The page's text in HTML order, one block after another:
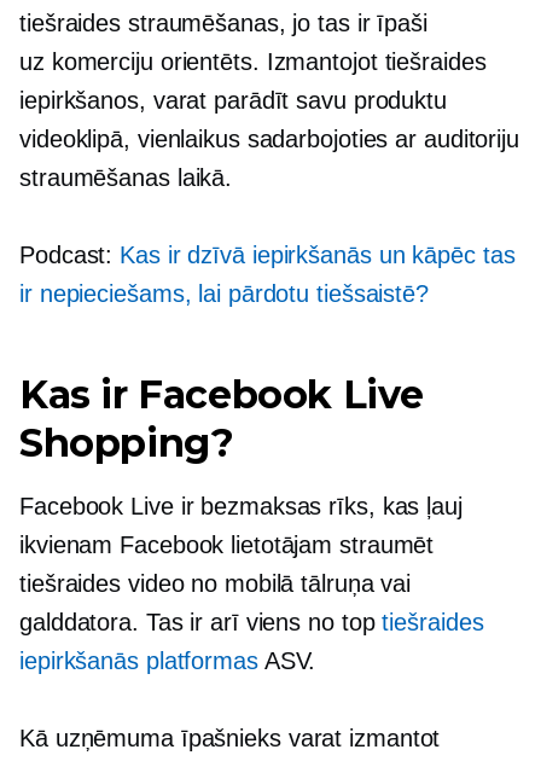
tiešraides straumēšanas, jo tas ir īpaši
uz komerciju orientēts. Izmantojot tiešraides
iepirkšanos, varat parādīt savu produktu
videoklipā, vienlaikus sadarbojoties ar auditoriju
straumēšanas laikā.
Podcast: Kas ir dzīvā iepirkšanās un kāpēc tas
ir nepieciešams, lai pārdotu tiešsaistē?
Kas ir Facebook Live
Shopping?
Facebook Live ir bezmaksas rīks, kas ļauj
ikvienam Facebook lietotājam straumēt
tiešraides video no mobilā tālruņa vai
galddatora. Tas ir arī viens no toptiešraides
iepirkšanās platformasASV.
Kā uzņēmuma īpašnieks varat izmantot